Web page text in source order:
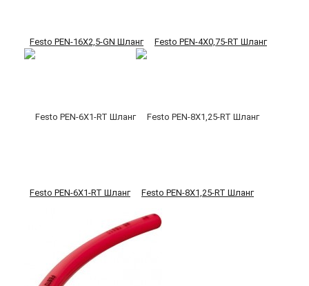
Festo PEN-16X2,5-GN Шланг Festo PEN-4X0,75-RT Шланг
Festo PEN-6X1-RT Шланг Festo PEN-8X1,25-RT Шланг